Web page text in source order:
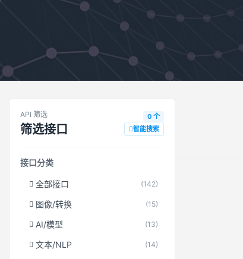
API 筛选
筛选接口
0 个
智能搜索
接口分类
全部接口 (142)
图像/转换 (15)
AI/模型 (13)
文本/NLP (14)